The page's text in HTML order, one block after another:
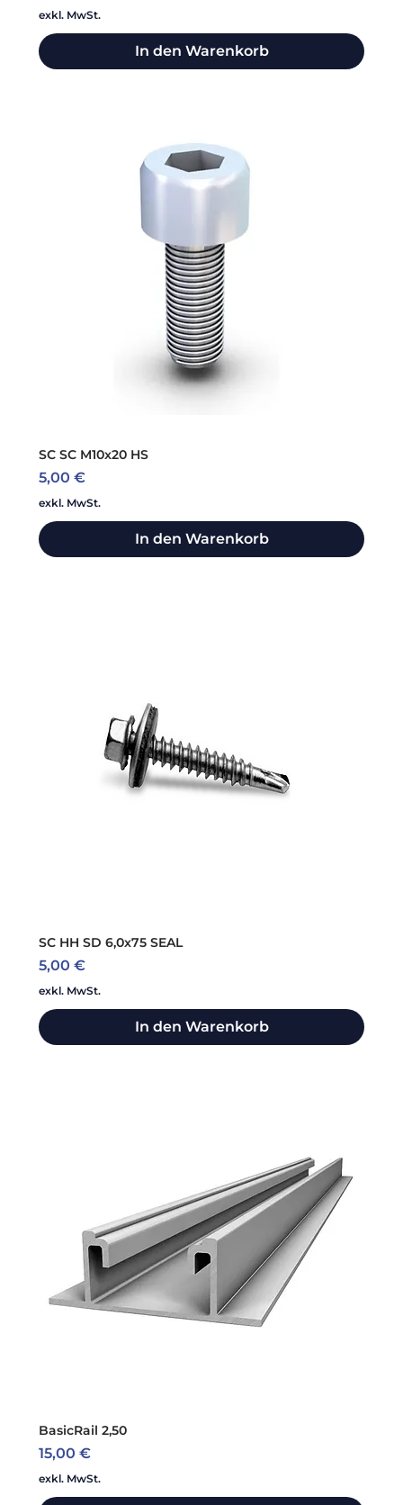
exkl. MwSt.
In den Warenkorb
SC SC M10x20 HS
Preis
5,00 €
exkl. MwSt.
In den Warenkorb
SC HH SD 6,0x75 SEAL
Preis
5,00 €
exkl. MwSt.
In den Warenkorb
BasicRail 2,50
Preis
15,00 €
exkl. MwSt.